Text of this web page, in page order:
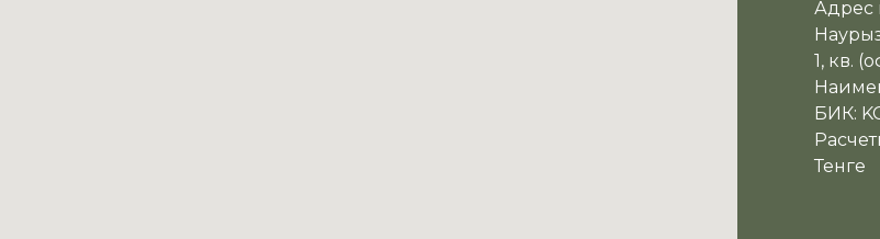
Адрес
1, кв.
БИК:
Тенге